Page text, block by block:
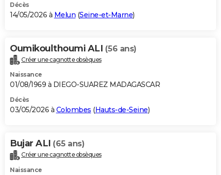
Décès
14/05/2026 à Melun (Seine-et-Marne)
Oumikoulthoumi ALI (56 ans)
Créer une cagnotte obsèques
Naissance
01/08/1969 à DIEGO-SUAREZ MADAGASCAR
Décès
03/05/2026 à Colombes (Hauts-de-Seine)
Bujar ALI (65 ans)
Créer une cagnotte obsèques
Naissance